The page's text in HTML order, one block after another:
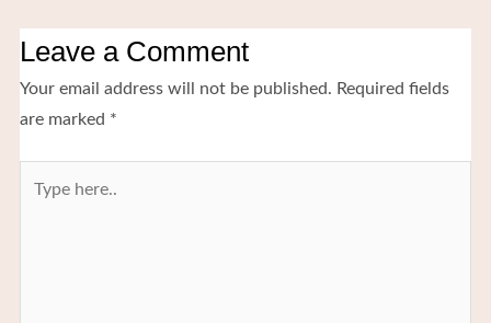
Leave a Comment
Your email address will not be published. Required fields
are marked *